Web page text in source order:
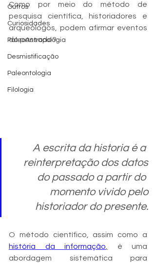
Outros
Curiosidades
PaleoAntropologia
Desmistificação
Paleontologia
Filologia
Como por meio do método de
pesquisa científica, historiadores e
arqueólogos, podem afirmar eventos
do passado?
A escrita da historia é a
reinterpretação dos datos
do passado a partir do
momento vivido pelo
historiador do presente.
história da informação
é uma
abordagem sistemática para